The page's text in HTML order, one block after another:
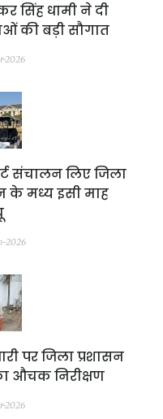
सिंह धामी ने दी
की बड़ी सौगात
2026
संचालन लिए जिला
के मध्य इसी माह
2026
पर जिला प्रशासन
औचक निरीक्षण
2026